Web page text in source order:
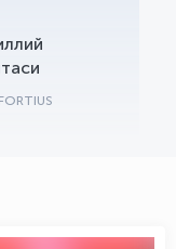
FORTIUS